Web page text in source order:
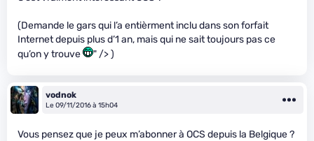
(Demande le gars qui l’a entièrment inclu dans son forfait
Internet depuis plus d’1 an, mais qui ne sait toujours pas ce
qu’on y trouve
" /> )
vodnok
Le 09/11/2016 à 15h04
Vous pensez que je peux m’abonner à OCS depuis la Belgique ?